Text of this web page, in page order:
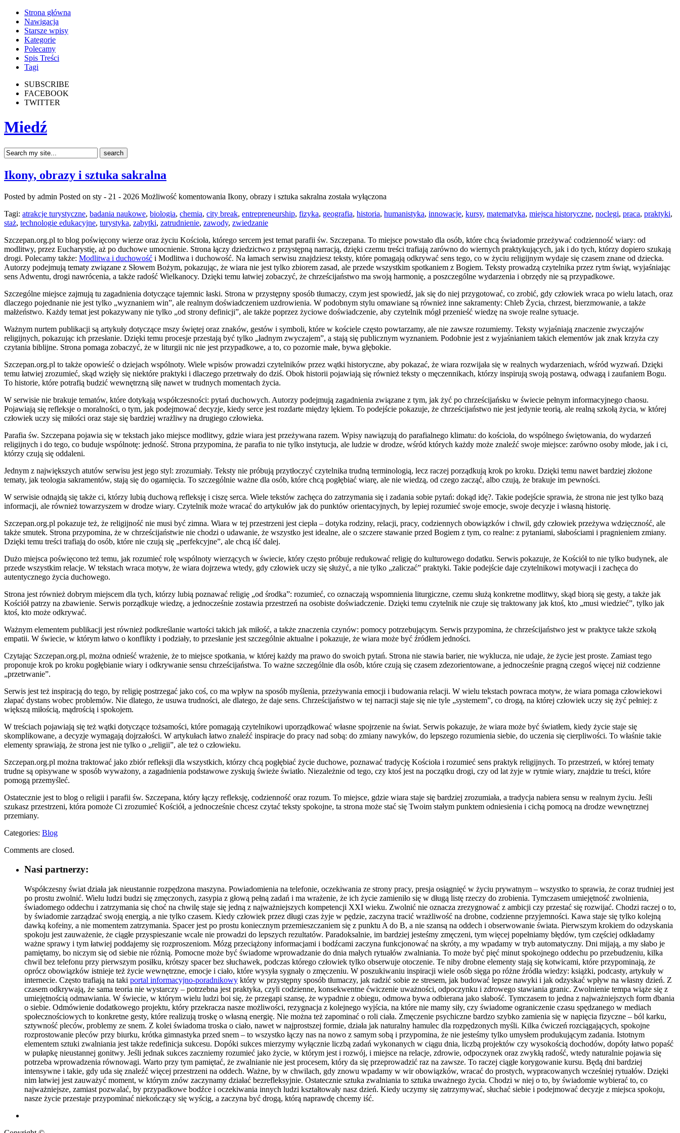
Strona główna
Nawigacja
Starsze wpisy
Kategorie
Polecamy
Spis Treści
Tagi
SUBSCRIBE
FACEBOOK
TWITTER
Miedź
Ikony, obrazy i sztuka sakralna
Posted by admin Posted on sty - 21 - 2026 Możliwość komentowania Ikony, obrazy i sztuka sakralna została wyłączona
Tagi: atrakcje turystyczne, badania naukowe, biologia, chemia, city break, entrepreneurship, fizyka, geografia, historia, humanistyka, innowacje, kursy, matematyka, miejsca historyczne, noclegi, praca, praktyki,
staż, technologie edukacyjne, turystyka, zabytki, zatrudnienie, zawody, zwiedzanie
Szczepan.org.pl to blog poświęcony wierze oraz życiu Kościoła, którego sercem jest temat parafii św. Szczepana. To miejsce powstało dla osób, które chcą świadomie przeżywać codzienność wiary: od
modlitwy, przez Eucharystię, aż po duchowe umocnienie. Strona łączy dziedzictwo z przystępną narracją, dzięki czemu treści trafiają zarówno do wiernych praktykujących, jak i do tych, którzy dopiero szukają
drogi. Polecamy także: Modlitwa i duchowość i Modlitwa i duchowość. Na łamach serwisu znajdziesz teksty, które pomagają odkrywać sens tego, co w życiu religijnym wydaje się czasem znane od dziecka.
Autorzy podejmują tematy związane z Słowem Bożym, pokazując, że wiara nie jest tylko zbiorem zasad, ale przede wszystkim spotkaniem z Bogiem. Teksty prowadzą czytelnika przez rytm świąt, wyjaśniając
sens Adwentu, drogi nawrócenia, a także radość Wielkanocy. Dzięki temu łatwiej zobaczyć, że chrześcijaństwo ma swoją harmonię, a poszczególne wydarzenia i obrzędy nie są przypadkowe.
Szczególne miejsce zajmują tu zagadnienia dotyczące tajemnic łaski. Strona w przystępny sposób tłumaczy, czym jest spowiedź, jak się do niej przygotować, co zrobić, gdy człowiek wraca po wielu latach, oraz
dlaczego pojednanie nie jest tylko „wyznaniem win”, ale realnym doświadczeniem uzdrowienia. W podobnym stylu omawiane są również inne sakramenty: Chleb Życia, chrzest, bierzmowanie, a także
małżeństwo. Każdy temat jest pokazywany nie tylko „od strony definicji”, ale także poprzez życiowe doświadczenie, aby czytelnik mógł przenieść wiedzę na swoje realne sytuacje.
Ważnym nurtem publikacji są artykuły dotyczące mszy świętej oraz znaków, gestów i symboli, które w kościele często powtarzamy, ale nie zawsze rozumiemy. Teksty wyjaśniają znaczenie zwyczajów
religijnych, pokazując ich przesłanie. Dzięki temu procesje przestają być tylko „ładnym zwyczajem”, a stają się publicznym wyznaniem. Podobnie jest z wyjaśnianiem takich elementów jak znak krzyża czy
czytania biblijne. Strona pomaga zobaczyć, że w liturgii nic nie jest przypadkowe, a to, co pozornie małe, bywa głębokie.
Szczepan.org.pl to także opowieść o dziejach wspólnoty. Wiele wpisów prowadzi czytelników przez wątki historyczne, aby pokazać, że wiara rozwijała się w realnych wydarzeniach, wśród wyzwań. Dzięki
temu łatwiej zrozumieć, skąd wzięły się niektóre praktyki i dlaczego przetrwały do dziś. Obok historii pojawiają się również teksty o męczennikach, którzy inspirują swoją postawą, odwagą i zaufaniem Bogu.
To historie, które potrafią budzić wewnętrzną siłę nawet w trudnych momentach życia.
W serwisie nie brakuje tematów, które dotykają współczesności: pytań duchowych. Autorzy podejmują zagadnienia związane z tym, jak żyć po chrześcijańsku w świecie pełnym informacyjnego chaosu.
Pojawiają się refleksje o moralności, o tym, jak podejmować decyzje, kiedy serce jest rozdarte między lękiem. To podejście pokazuje, że chrześcijaństwo nie jest jedynie teorią, ale realną szkołą życia, w której
człowiek uczy się miłości oraz staje się bardziej wrażliwy na drugiego człowieka.
Parafia św. Szczepana pojawia się w tekstach jako miejsce modlitwy, gdzie wiara jest przeżywana razem. Wpisy nawiązują do parafialnego klimatu: do kościoła, do wspólnego świętowania, do wydarzeń
religijnych i do tego, co buduje wspólnotę: jedność. Strona przypomina, że parafia to nie tylko instytucja, ale ludzie w drodze, wśród których każdy może znaleźć swoje miejsce: zarówno osoby młode, jak i ci,
którzy czują się oddaleni.
Jednym z największych atutów serwisu jest jego styl: zrozumiały. Teksty nie próbują przytłoczyć czytelnika trudną terminologią, lecz raczej porządkują krok po kroku. Dzięki temu nawet bardziej złożone
tematy, jak teologia sakramentów, stają się do ogarnięcia. To szczególnie ważne dla osób, które chcą pogłębiać wiarę, ale nie wiedzą, od czego zacząć, albo czują, że brakuje im pewności.
W serwisie odnajdą się także ci, którzy lubią duchową refleksję i ciszę serca. Wiele tekstów zachęca do zatrzymania się i zadania sobie pytań: dokąd idę?. Takie podejście sprawia, że strona nie jest tylko bazą
informacji, ale również towarzyszem w drodze wiary. Czytelnik może wracać do artykułów jak do punktów orientacyjnych, by lepiej rozumieć swoje emocje, swoje decyzje i własną historię.
Szczepan.org.pl pokazuje też, że religijność nie musi być zimna. Wiara w tej przestrzeni jest ciepła – dotyka rodziny, relacji, pracy, codziennych obowiązków i chwil, gdy człowiek przeżywa wdzięczność, ale
także smutek. Strona przypomina, że w chrześcijaństwie nie chodzi o udawanie, że wszystko jest idealne, ale o szczere stawanie przed Bogiem z tym, co realne: z pytaniami, słabościami i pragnieniem zmiany.
Dzięki temu treści trafiają do osób, które nie czują się „perfekcyjne”, ale chcą iść dalej.
Dużo miejsca poświęcono też temu, jak rozumieć rolę wspólnoty wierzących w świecie, który często próbuje redukować religię do kulturowego dodatku. Serwis pokazuje, że Kościół to nie tylko budynek, ale
przede wszystkim relacje. W tekstach wraca motyw, że wiara dojrzewa wtedy, gdy człowiek uczy się służyć, a nie tylko „zaliczać” praktyki. Takie podejście daje czytelnikowi motywacji i zachęca do
autentycznego życia duchowego.
Strona jest również dobrym miejscem dla tych, którzy lubią poznawać religię „od środka”: rozumieć, co oznaczają wspomnienia liturgiczne, czemu służą konkretne modlitwy, skąd biorą się gesty, a także jak
Kościół patrzy na zbawienie. Serwis porządkuje wiedzę, a jednocześnie zostawia przestrzeń na osobiste doświadczenie. Dzięki temu czytelnik nie czuje się traktowany jak ktoś, kto „musi wiedzieć”, tylko jak
ktoś, kto może odkrywać.
Ważnym elementem publikacji jest również podkreślanie wartości takich jak miłość, a także znaczenia czynów: pomocy potrzebującym. Serwis przypomina, że chrześcijaństwo jest w praktyce także szkołą
empatii. W świecie, w którym łatwo o konflikty i podziały, to przesłanie jest szczególnie aktualne i pokazuje, że wiara może być źródłem jedności.
Czytając Szczepan.org.pl, można odnieść wrażenie, że to miejsce spotkania, w której każdy ma prawo do swoich pytań. Strona nie stawia barier, nie wyklucza, nie udaje, że życie jest proste. Zamiast tego
proponuje krok po kroku pogłębianie wiary i odkrywanie sensu chrześcijaństwa. To ważne szczególnie dla osób, które czują się czasem zdezorientowane, a jednocześnie pragną czegoś więcej niż codzienne
„przetrwanie”.
Serwis jest też inspiracją do tego, by religię postrzegać jako coś, co ma wpływ na sposób myślenia, przeżywania emocji i budowania relacji. W wielu tekstach powraca motyw, że wiara pomaga człowiekowi
złapać dystans wobec problemów. Nie dlatego, że usuwa trudności, ale dlatego, że daje sens. Chrześcijaństwo w tej narracji staje się nie tyle „systemem”, co drogą, na której człowiek uczy się żyć pełniej: z
większą miłością, mądrością i spokojem.
W treściach pojawiają się też wątki dotyczące tożsamości, które pomagają czytelnikowi uporządkować własne spojrzenie na świat. Serwis pokazuje, że wiara może być światłem, kiedy życie staje się
skomplikowane, a decyzje wymagają dojrzałości. W artykułach łatwo znaleźć inspiracje do pracy nad sobą: do zmiany nawyków, do lepszego rozumienia siebie, do uczenia się cierpliwości. To właśnie takie
elementy sprawiają, że strona jest nie tylko o „religii”, ale też o człowieku.
Szczepan.org.pl można traktować jako zbiór refleksji dla wszystkich, którzy chcą pogłębiać życie duchowe, poznawać tradycję Kościoła i rozumieć sens praktyk religijnych. To przestrzeń, w której tematy
trudne są opisywane w sposób wyważony, a zagadnienia podstawowe zyskują świeże światło. Niezależnie od tego, czy ktoś jest na początku drogi, czy od lat żyje w rytmie wiary, znajdzie tu treści, które
pomogą przemyśleć.
Ostatecznie jest to blog o religii i parafii św. Szczepana, który łączy refleksję, codzienność oraz rozum. To miejsce, gdzie wiara staje się bardziej zrozumiała, a tradycja nabiera sensu w realnym życiu. Jeśli
szukasz przestrzeni, która pomoże Ci zrozumieć Kościół, a jednocześnie chcesz czytać teksty spokojne, ta strona może stać się Twoim stałym punktem odniesienia i cichą pomocą na drodze wewnętrznej
przemiany.
Categories: Blog
Comments are closed.
Nasi partnerzy:
Współczesny świat działa jak nieustannie rozpędzona maszyna. Powiadomienia na telefonie, oczekiwania ze strony pracy, presja osiągnięć w życiu prywatnym – wszystko to sprawia, że coraz trudniej jest
po prostu zwolnić. Wielu ludzi budzi się zmęczonych, zasypia z głową pełną zadań i ma wrażenie, że ich życie zamieniło się w długą listę rzeczy do zrobienia. Tymczasem umiejętność zwolnienia,
świadomego oddechu i zatrzymania się choć na chwilę staje się jedną z najważniejszych kompetencji XXI wieku. Zwolnić nie oznacza zrezygnować z ambicji czy przestać się rozwijać. Chodzi raczej o to,
by świadomie zarządzać swoją energią, a nie tylko czasem. Kiedy człowiek przez długi czas żyje w pędzie, zaczyna tracić wrażliwość na drobne, codzienne przyjemności. Kawa staje się tylko kolejną
dawką kofeiny, a nie momentem zatrzymania. Spacer jest po prostu koniecznym przemieszczaniem się z punktu A do B, a nie szansą na oddech i obserwowanie świata. Pierwszym krokiem do odzyskania
spokoju jest zauważenie, że ciągłe przyspieszanie wcale nie prowadzi do lepszych rezultatów. Paradoksalnie, im bardziej jesteśmy zmęczeni, tym więcej popełniamy błędów, tym częściej odkładamy
ważne sprawy i tym łatwiej poddajemy się rozproszeniom. Mózg przeciążony informacjami i bodźcami zaczyna funkcjonować na skróty, a my wpadamy w tryb automatyczny. Dni mijają, a my słabo je
pamiętamy, bo niczym się od siebie nie różnią. Pomocne może być świadome wprowadzanie do dnia małych rytuałów zwalniania. To może być pięć minut spokojnego oddechu po przebudzeniu, kilka
chwil bez telefonu przy pierwszym posiłku, krótszy spacer bez słuchawek, podczas którego człowiek tylko obserwuje otoczenie. Te niby drobne elementy stają się kotwicami, które przypominają, że
oprócz obowiązków istnieje też życie wewnętrzne, emocje i ciało, które wysyła sygnały o zmęczeniu. W poszukiwaniu inspiracji wiele osób sięga po różne źródła wiedzy: książki, podcasty, artykuły w
internecie. Często trafiają na taki portal informacyjno-poradnikowy który w przystępny sposób tłumaczy, jak radzić sobie ze stresem, jak budować lepsze nawyki i jak odzyskać wpływ na własny dzień. Z
czasem odkrywają, że sama teoria nie wystarczy – potrzebna jest praktyka, czyli codzienne, konsekwentne ćwiczenie uważności, odpoczynku i zdrowego stawiania granic. Zwolnienie tempa wiąże się z
umiejętnością odmawiania. W świecie, w którym wielu ludzi boi się, że przegapi szansę, że wypadnie z obiegu, odmowa bywa odbierana jako słabość. Tymczasem to jedna z najważniejszych form dbania
o siebie. Odmówienie dodatkowego projektu, który przekracza nasze możliwości, rezygnacja z kolejnego wyjścia, na które nie mamy siły, czy świadome ograniczenie czasu spędzanego w mediach
społecznościowych to konkretne gesty, które realizują troskę o własną energię. Nie można też zapominać o roli ciała. Zmęczenie psychiczne bardzo szybko zamienia się w napięcia fizyczne – ból karku,
sztywność pleców, problemy ze snem. Z kolei świadoma troska o ciało, nawet w najprostszej formie, działa jak naturalny hamulec dla rozpędzonych myśli. Kilka ćwiczeń rozciągających, spokojne
rozprostowanie pleców przy biurku, krótka gimnastyka przed snem – to wszystko łączy nas na nowo z samym sobą i przypomina, że nie jesteśmy tylko umysłem produkującym zadania. Istotnym
elementem sztuki zwalniania jest także redefinicja sukcesu. Dopóki sukces mierzymy wyłącznie liczbą zadań wykonanych w ciągu dnia, liczbą projektów czy wysokością dochodów, dopóty łatwo popaść
w pułapkę nieustannej gonitwy. Jeśli jednak sukces zaczniemy rozumieć jako życie, w którym jest i rozwój, i miejsce na relacje, zdrowie, odpoczynek oraz zwykłą radość, wtedy naturalnie pojawia się
potrzeba wprowadzenia równowagi. Warto przy tym pamiętać, że zwalnianie nie jest procesem, który da się przeprowadzić raz na zawsze. To raczej ciągłe korygowanie kursu. Będą dni bardziej
intensywne i takie, gdy uda się znaleźć więcej przestrzeni na oddech. Ważne, by w chwilach, gdy znowu wpadamy w wir obowiązków, wracać do prostych, wypracowanych wcześniej rytuałów. Dzięki
nim łatwiej jest zauważyć moment, w którym znów zaczynamy działać bezrefleksyjnie. Ostatecznie sztuka zwalniania to sztuka uważnego życia. Chodzi w niej o to, by świadomie wybierać to, co
najważniejsze, zamiast pozwalać, by przypadkowe bodźce i oczekiwania innych ludzi kształtowały nasz dzień. Kiedy uczymy się zatrzymywać, słuchać siebie i podejmować decyzje z miejsca spokoju,
nasze życie przestaje przypominać niekończący się wyścig, a zaczyna być drogą, którą naprawdę chcemy iść.